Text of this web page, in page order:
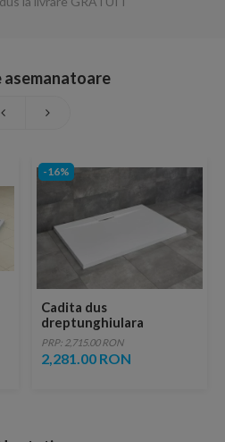
asemanatoare
-16%
Cadita dus
dreptunghiulara
Radaway Giaros D 120 x
80 x H4 cm, alb
PRP: 2,715.00 RON
2,281.00 RON